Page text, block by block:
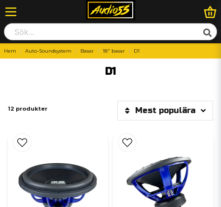
Hem Auto-Soundsystem Basar 18" basar D1
D1
12 produkter Mest populära